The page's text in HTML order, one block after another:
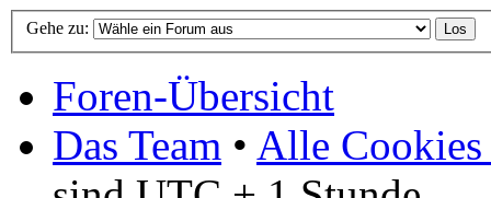
Gehe zu:
Foren-Übersicht
Das Team • Alle Cookies